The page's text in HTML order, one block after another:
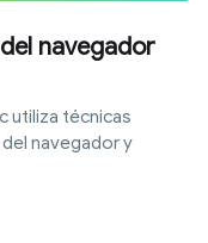
navegador
utiliza técnicas
navegador y